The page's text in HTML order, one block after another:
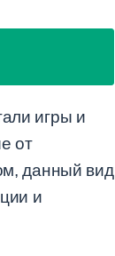
игры и
от
данный вид
и